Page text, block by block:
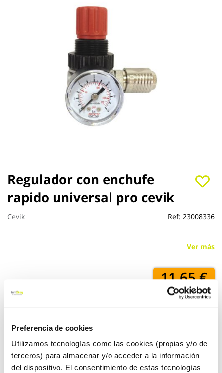
Preferencia de cookies
Utilizamos tecnologías como las cookies (propias y/o de
terceros) para almacenar y/o acceder a la información
del dispositivo. El consentimiento de estas tecnologías
Regulador con enchufe
rapido universal pro cevik
Cevik Ref: 23008336
Ver más
11,65 €
Click&Collect - Recogida gratis
en nuestras tiendas
Envío a domicilio:
5 días hábiles
Saltar
al
comienzo
de
la